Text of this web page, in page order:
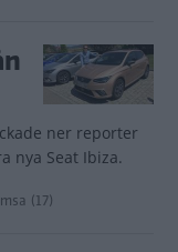
ner reporter
nya Seat Ibiza.
(17)